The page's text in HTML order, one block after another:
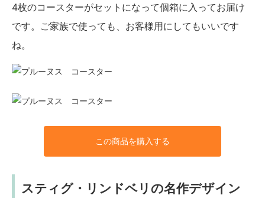
4枚のコースターがセットになって個箱に入ってお届け
です。ご家族で使っても、お客様用にしてもいいです
ね。
この商品を購入する
スティグ・リンドベリの名作デザイン